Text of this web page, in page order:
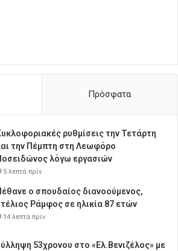
Πρόσφατα
ρυθμίσεις την Τετάρτη
την Πέμπτη στη Λεωφόρο
λόγω εργασιών
5 λεπτά πρίν
ο σπουδαίος διανοούμενος,
Ράμφος σε ηλικία 87 ετών
14 λεπτά πρίν
53χρονου στο «Ελ.Βενιζέλος» με